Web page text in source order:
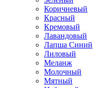
Коричневый
Красный
Кремовый
Лавандовый
Лапша Синий
Лиловый
Меланж
Молочный
Мятный